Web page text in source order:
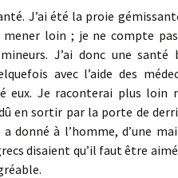
J’ai été la proie
loin ; je ne compte
J’ai donc une santé
avec l’aide des
eux. Je raconterai plus loin
en sortir par la porte de
donné à l’homme, d’une
disaient qu’il faut être